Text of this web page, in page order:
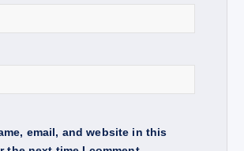
email, and website in this